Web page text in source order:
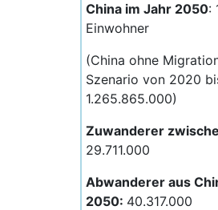
China im Jahr 2050:
Einwohner
(China ohne
Szenario von 2020
1.265.865.000)
Zuwanderer
29.711.000
Abwanderer aus
2050: 40.317.000